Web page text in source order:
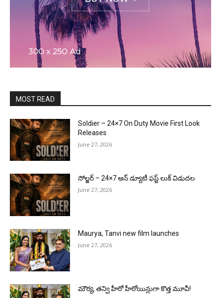
MOST READ
Soldier – 24×7 On Duty Movie First Look
Releases
June 27, 2026
సోల్జర్ – 24×7 ఆన్ డ్యూటీ ఫస్ట్ లుక్ విడుదల
June 27, 2026
Maurya, Tanvi new film launches
June 27, 2026
మౌర్య‌, త‌న్వి హీరో హీరోయిన్లుగా కొత్త మూవీ!